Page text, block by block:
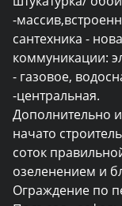
-
сантехника -
коммуникации:
- газовое,
-центральная.
Дополнительно
начато
соток
озеленением и
Ограждение по